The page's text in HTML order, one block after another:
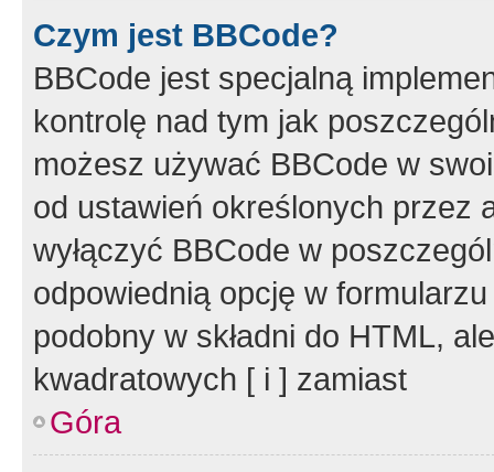
Czym jest BBCode?
BBCode jest specjalną
kontrolę nad tym jak
możesz używać BBCode w
od ustawień określonych przez
wyłączyć BBCode w
odpowiednią opcję w
podobny w składni do HTML,
kwadratowych [ i ] zamiast
Góra